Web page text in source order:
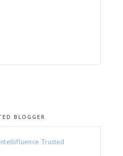
BLOGGER